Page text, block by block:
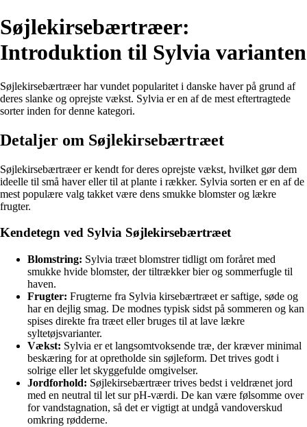
Søjlekirsebærtræer:
Introduktion til Sylvia varianten
Søjlekirsebærtræer har vundet popularitet i danske haver på grund af
deres slanke og oprejste vækst. Sylvia er en af de mest eftertragtede
sorter inden for denne kategori.
Detaljer om Søjlekirsebærtræet
Søjlekirsebærtræer er kendt for deres oprejste vækst, hvilket gør dem
ideelle til små haver eller til at plante i rækker. Sylvia sorten er en af de
mest populære valg takket være dens smukke blomster og lækre
frugter.
Kendetegn ved Sylvia Søjlekirsebærtræet
Blomstring: Sylvia træet blomstrer tidligt om foråret med
smukke hvide blomster, der tiltrækker bier og sommerfugle til
haven.
Frugter: Frugterne fra Sylvia kirsebærtræet er saftige, søde og
har en dejlig smag. De modnes typisk sidst på sommeren og kan
spises direkte fra træet eller bruges til at lave lækre
syltetøjsvarianter.
Vækst: Sylvia er et langsomtvoksende træ, der kræver minimal
beskæring for at opretholde sin søjleform. Det trives godt i
solrige eller let skyggefulde omgivelser.
Jordforhold: Søjlekirsebærtræer trives bedst i veldrænet jord
med en neutral til let sur pH-værdi. De kan være følsomme over
for vandstagnation, så det er vigtigt at undgå vandoverskud
omkring rødderne.